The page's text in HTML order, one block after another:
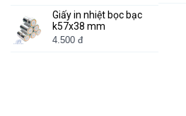
Giấy in nhiệt bọc bạc
k57x38 mm
4.500 đ